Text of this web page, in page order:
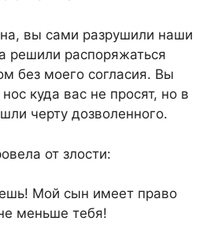
вы сами разрушили наши
решили распоряжаться
без моего согласия. Вы
куда вас не просят, но в
черту дозволенного.​
от злости:​
Мой сын имеет право
меньше тебя!​